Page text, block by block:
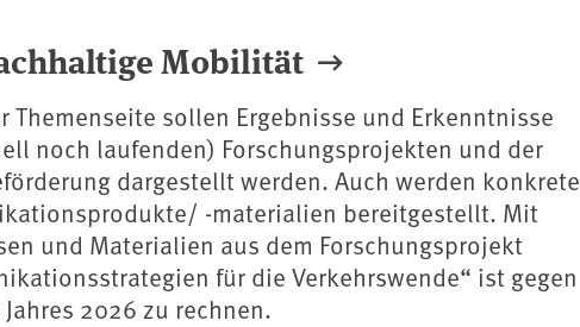
Mobilität
Themenseite sollen Ergebnisse und Erkenntnisse
noch laufenden) Forschungsprojekten und der
dargestellt werden. Auch werden konkrete
-materialien bereitgestellt. Mit
und Materialien aus dem Forschungsprojekt
für die Verkehrswende“ ist gegen
Jahres 2026 zu rechnen.